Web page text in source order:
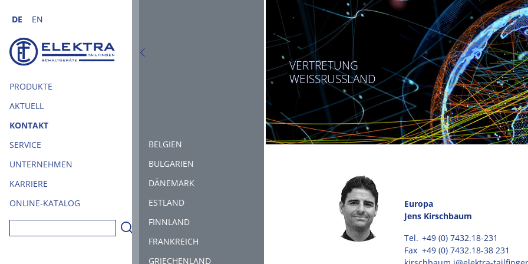
DE EN
PRODUKTE
AKTUELL
KONTAKT
SERVICE
UNTERNEHMEN
KARRIERE
ONLINE-KATALOG
DEUTSCHLAND
EUROPA
AMERIKA
AFRIKA
ASIEN
BELGIEN
BULGARIEN
DÄNEMARK
ESTLAND
FINNLAND
FRANKREICH
GRIECHENLAND
VERTRETUNG
WEISSRUSSLAND
Europa
Jens Kirschbaum
Tel. +49 (0) 7432.18-231
Fax +49 (0) 7432.18-38 231